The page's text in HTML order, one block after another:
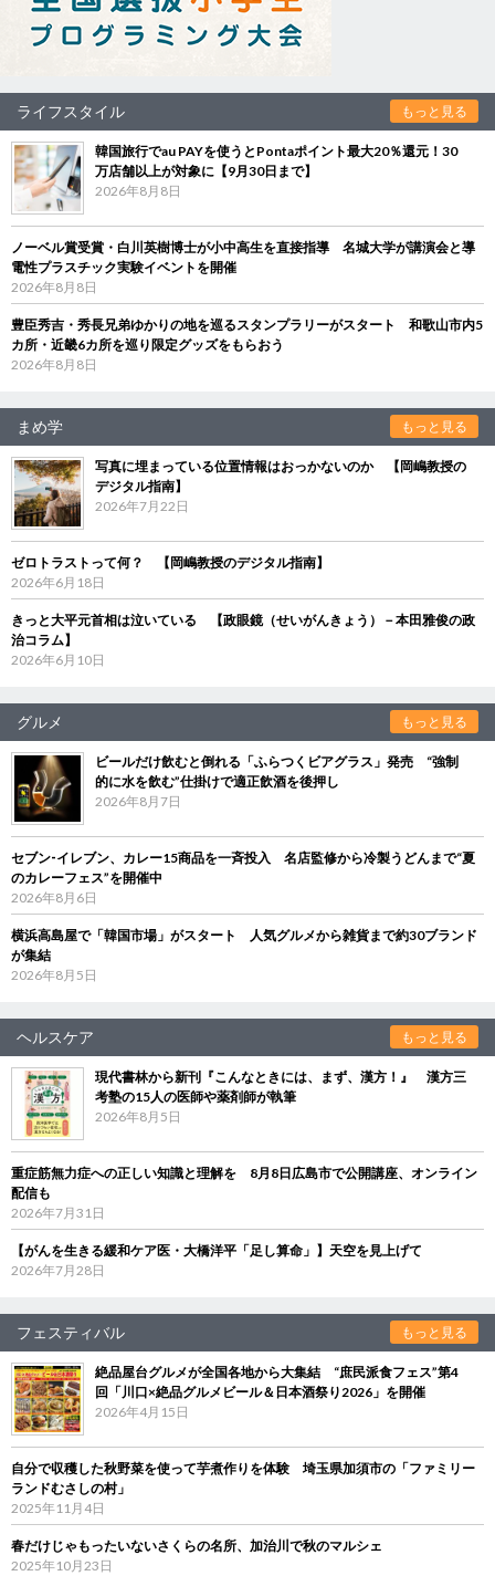
ライフスタイル もっと見る
韓国旅行でau PAYを使うとPontaポイント最大20％還元！30
万店舗以上が対象に【9月30日まで】
2026年8月8日
ノーベル賞受賞・白川英樹博士が小中高生を直接指導 名城大学が講演会と導
電性プラスチック実験イベントを開催
2026年8月8日
豊臣秀吉・秀長兄弟ゆかりの地を巡るスタンプラリーがスタート 和歌山市内5
カ所・近畿6カ所を巡り限定グッズをもらおう
2026年8月8日
まめ学 もっと見る
写真に埋まっている位置情報はおっかないのか 【岡嶋教授の
デジタル指南】
2026年7月22日
ゼロトラストって何？ 【岡嶋教授のデジタル指南】
2026年6月18日
きっと大平元首相は泣いている 【政眼鏡（せいがんきょう）－本田雅俊の政
治コラム】
2026年6月10日
グルメ もっと見る
ビールだけ飲むと倒れる「ふらつくビアグラス」発売 “強制
的に水を飲む”仕掛けで適正飲酒を後押し
2026年8月7日
セブン‐イレブン、カレー15商品を一斉投入 名店監修から冷製うどんまで“夏
のカレーフェス”を開催中
2026年8月6日
横浜高島屋で「韓国市場」がスタート 人気グルメから雑貨まで約30ブランド
が集結
2026年8月5日
ヘルスケア もっと見る
現代書林から新刊『こんなときには、まず、漢方！』 漢方三
考塾の15人の医師や薬剤師が執筆
2026年8月5日
重症筋無力症への正しい知識と理解を 8月8日広島市で公開講座、オンライン
配信も
2026年7月31日
【がんを生きる緩和ケア医・大橋洋平「足し算命」】天空を見上げて
2026年7月28日
フェスティバル もっと見る
絶品屋台グルメが全国各地から大集結 “庶民派食フェス”第4
回「川口×絶品グルメビール＆日本酒祭り2026」を開催
2026年4月15日
自分で収穫した秋野菜を使って芋煮作りを体験 埼玉県加須市の「ファミリー
ランドむさしの村」
2025年11月4日
春だけじゃもったいないさくらの名所、加治川で秋のマルシェ
2025年10月23日